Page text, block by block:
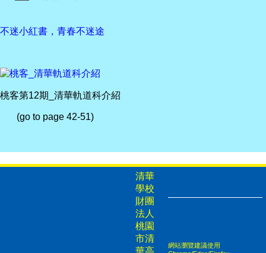
不迷小紅書，青春不迷途
桃客第12期_清華軌道科介紹
(go to page 42-51)
清華
學校
財團
法人
桃園
市清
華高
網站瀏覽建議使用